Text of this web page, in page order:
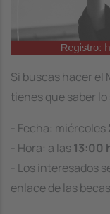
Si buscas hacer el
tienes que saber
- Fecha: miércoles
- Hora: a las13:00
- Los interesados
enlace de las